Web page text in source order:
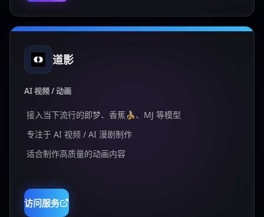
道影
AI 视频 / 动画
接入当下流行的即梦、香蕉🍌、MJ 等模型
专注于 AI 视频 / AI 漫剧制作
适合制作高质量的动画内容
访问服务